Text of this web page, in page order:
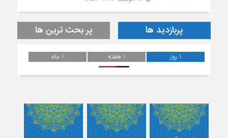
پربازدید ها پر بحث ترین ها
1 روز 1 هفته 1 ماه